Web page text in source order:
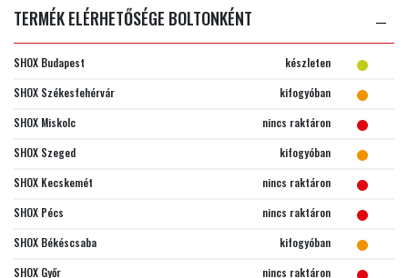
TERMÉK ELÉRHETŐSÉGE BOLTONKÉNT
SHOX Budapest
készleten
SHOX Székesfehérvár
kifogyóban
SHOX Miskolc
nincs raktáron
SHOX Szeged
kifogyóban
SHOX Kecskemét
nincs raktáron
SHOX Pécs
nincs raktáron
SHOX Békéscsaba
kifogyóban
SHOX Győr
nincs raktáron